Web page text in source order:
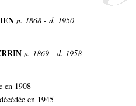
n. 1868 - d. 1950
n. 1869 - d. 1958
en 1908
en 1945